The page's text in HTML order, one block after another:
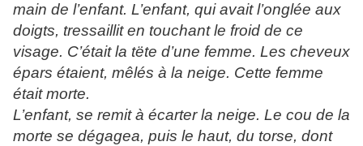
main de l’enfant. L’enfant, qui avait l’onglée aux
doigts, tressaillit en touchant le froid de ce
visage. C’était la tëte d’une femme. Les cheveux
épars étaient, mêlés à la neige. Cette femme
était morte.
L’enfant, se remit à écarter la neige. Le cou de la
morte se dégagea, puis le haut, du torse, dont